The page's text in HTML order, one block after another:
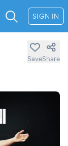
SIGN IN
SaveShare